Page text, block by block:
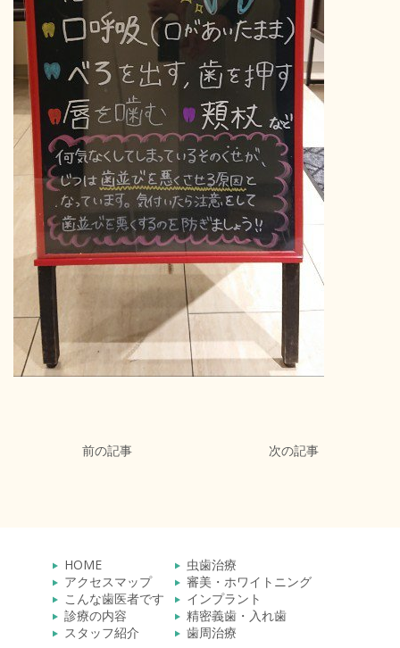
前の記事 次の記事
HOME
アクセスマップ
こんな歯医者です
診療の内容
スタッフ紹介
虫歯治療
審美・ホワイトニング
インプラント
精密義歯・入れ歯
歯周治療